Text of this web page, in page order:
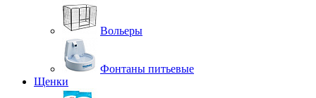
Вольеры
Фонтаны питьевые
Щенки